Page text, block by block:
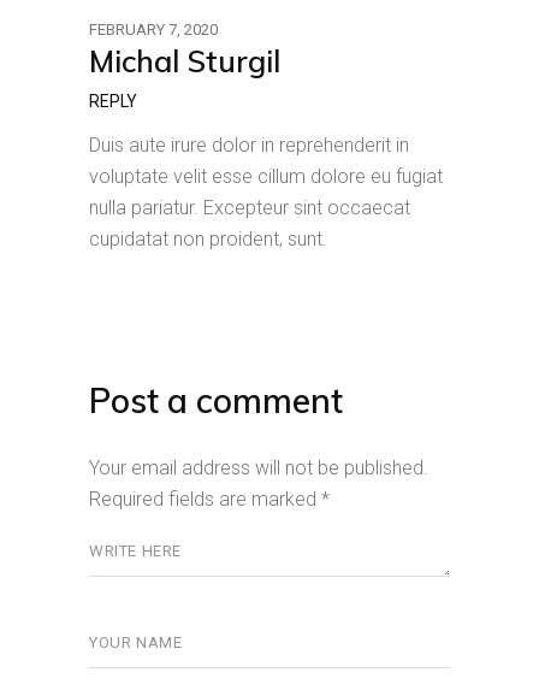
FEBRUARY 7, 2020
Michal Sturgil
REPLY
Duis aute irure dolor in reprehenderit in
voluptate velit esse cillum dolore eu fugiat
nulla pariatur. Excepteur sint occaecat
cupidatat non proident, sunt.
Post a comment
Your email address will not be published.
Required fields are marked *